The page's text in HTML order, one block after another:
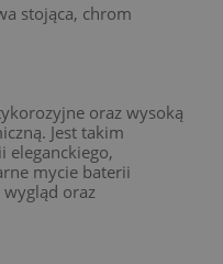
stojąca, chrom
oraz wysoką
Jest takim
eleganckiego,
mycie baterii
oraz